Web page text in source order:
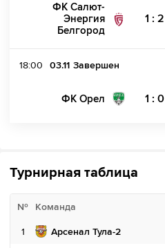
ФК Салют-
Энергия
Белгород
1 : 2
18:00 03.11 Завершен
ФК Орел 1 : 0
Турнирная таблица
№ Команда
1 Арсенал Тула-2